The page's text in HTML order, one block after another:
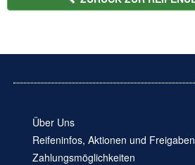
Über Uns
Reifeninfos, Aktionen und Freigaben
Zahlungsmöglichkeiten